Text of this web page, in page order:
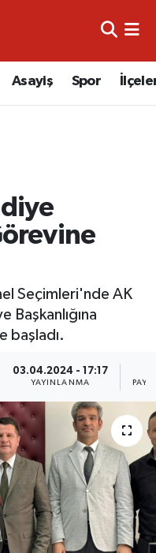
Asayiş Spor
Seçimleri'nde AK
Başkanlığına
başladı.
03.04.2024 - 17:17
YAYINLANMA
Fikstür